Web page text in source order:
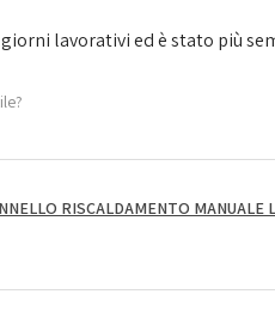
lavorativi ed è stato più
RISCALDAMENTO MANUALE